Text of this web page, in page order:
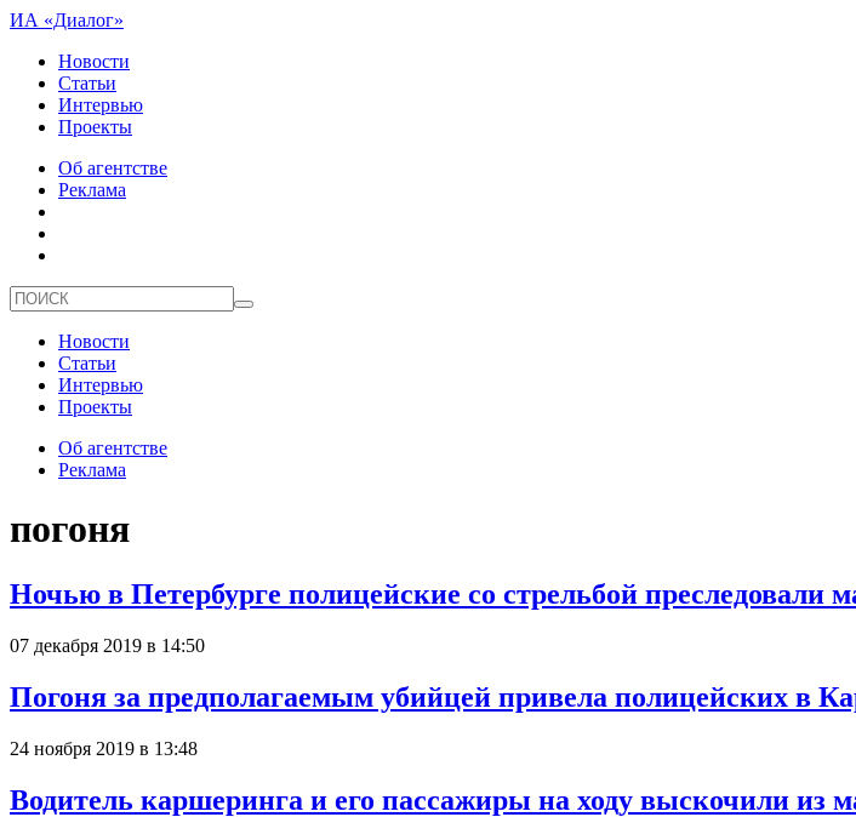
ИА «Диалог»
Новости
Статьи
Интервью
Проекты
Об агентстве
Реклама
Новости
Статьи
Интервью
Проекты
Об агентстве
Реклама
погоня
Ночью в Петербурге полицейские со стрельбой преследовали
07 декабря 2019 в 14:50
Погоня за предполагаемым убийцей привела полицейских в
24 ноября 2019 в 13:48
Водитель каршеринга и его пассажиры на ходу выскочили